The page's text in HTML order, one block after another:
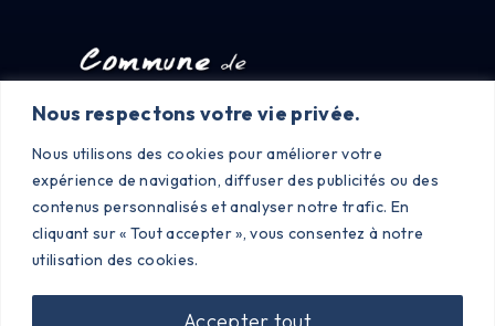
Nous respectons votre vie privée.
Nous utilisons des cookies pour améliorer votre
expérience de navigation, diffuser des publicités ou des
contenus personnalisés et analyser notre trafic. En
cliquant sur « Tout accepter », vous consentez à notre
utilisation des cookies.
Accepter tout